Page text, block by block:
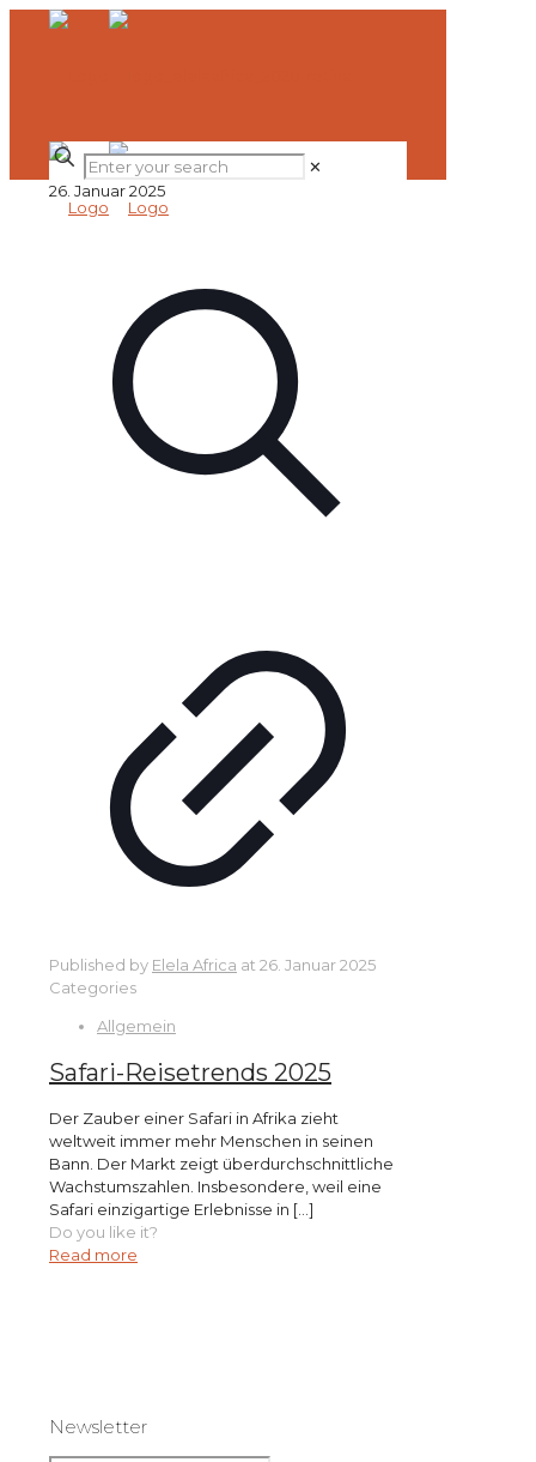
✕
26. Januar 2025
Published by Elela Africa at 26. Januar 2025
Categories
Allgemein
Safari-Reisetrends 2025
Der Zauber einer Safari in Afrika zieht
weltweit immer mehr Menschen in seinen
Bann. Der Markt zeigt überdurchschnittliche
Wachstumszahlen. Insbesondere, weil eine
Safari einzigartige Erlebnisse in […]
Do you like it?
Read more
Newsletter